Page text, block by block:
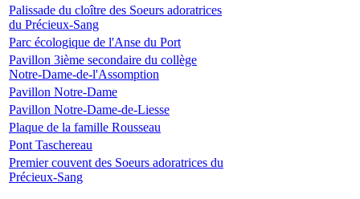
Palissade du cloître des Soeurs adoratrices
du Précieux-Sang
Parc écologique de l'Anse du Port
Pavillon 3ième secondaire du collège
Notre-Dame-de-l'Assomption
Pavillon Notre-Dame
Pavillon Notre-Dame-de-Liesse
Plaque de la famille Rousseau
Pont Taschereau
Premier couvent des Soeurs adoratrices du
Précieux-Sang